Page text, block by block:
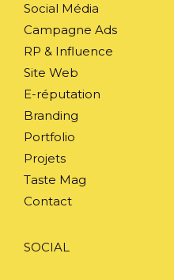
Social Média
Campagne Ads
RP & Influence
Site Web
E-réputation
Branding
Portfolio
Projets
Taste Mag
Contact
SOCIAL